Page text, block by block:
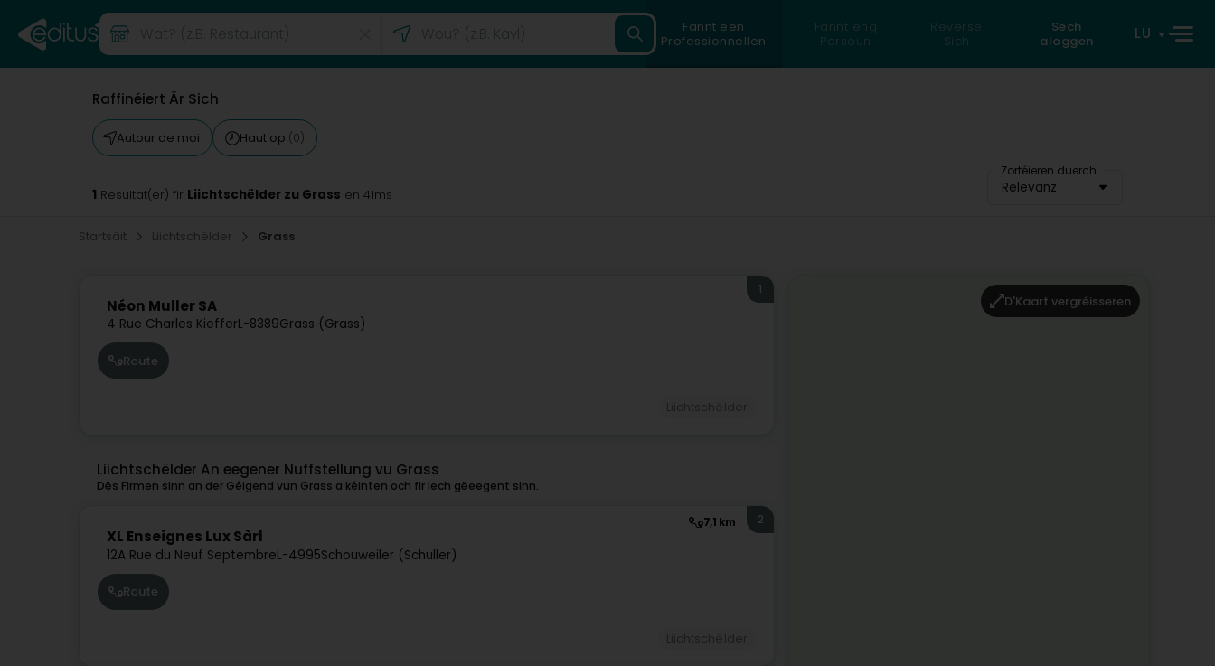
Fannt een
Professionnellen
Fannt eng
Persoun
Reverse
Sich
Sech
aloggen
LU
Raffinéiert Är Sich
Autour de moi Haut op (0)
Zortéieren duerch
Relevanz
1 Resultat(er) fir Liichtschëlder zu Grass en 41ms
Startsäit Liichtschëlder Grass
Néon Muller SA
4 Rue Charles KiefferL-8389Grass (Grass)
1
Route
Liichtschëlder An eegener Nuffstellung vu Grass
Dës Firmen sinn an der Géigend vun Grass a kéinten och fir Iech gëeegent sinn.
7,1 km
XL Enseignes Lux Sàrl
12A Rue du Neuf SeptembreL-4995Schouweiler (Schuller)
2
Route
D'Kaart vergréisseren